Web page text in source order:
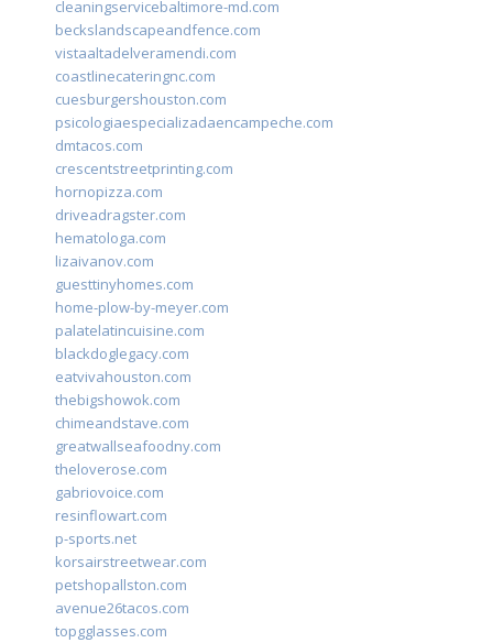
cleaningservicebaltimore-md.com
beckslandscapeandfence.com
vistaaltadelveramendi.com
coastlinecateringnc.com
cuesburgershouston.com
psicologiaespecializadaencampeche.com
dmtacos.com
crescentstreetprinting.com
hornopizza.com
driveadragster.com
hematologa.com
lizaivanov.com
guesttinyhomes.com
home-plow-by-meyer.com
palatelatincuisine.com
blackdoglegacy.com
eatvivahouston.com
thebigshowok.com
chimeandstave.com
greatwallseafoodny.com
theloverose.com
gabriovoice.com
resinflowart.com
p-sports.net
korsairstreetwear.com
petshopallston.com
avenue26tacos.com
topgglasses.com